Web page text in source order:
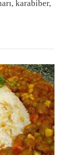
karabiber,